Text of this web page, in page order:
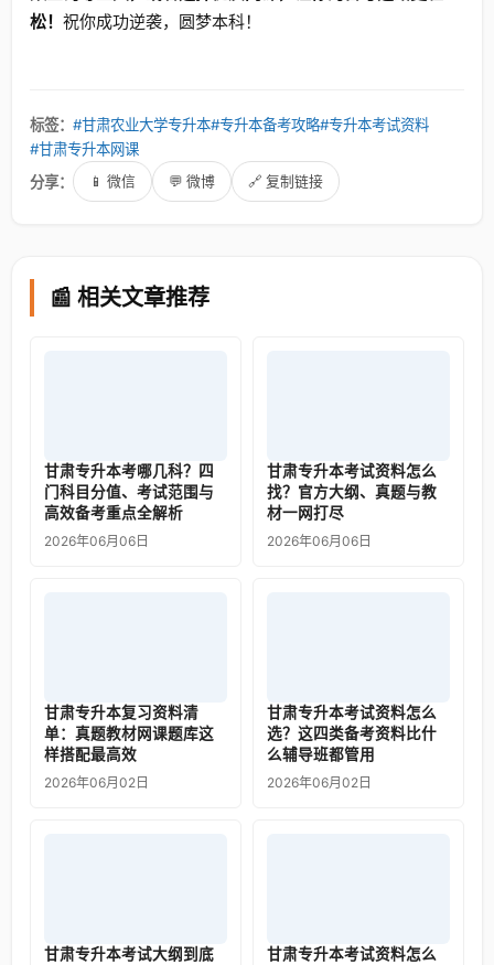
松！ 祝你成功逆袭，圆梦本科！
标签： #甘肃农业大学专升本#专升本备考攻略#专升本考试资料
#甘肃专升本网课
分享：
📱 微信 💬 微博 🔗 复制链接
📰 相关文章推荐
甘肃专升本考哪几科？四
门科目分值、考试范围与
高效备考重点全解析
2026年06月06日
甘肃专升本考试资料怎么
找？官方大纲、真题与教
材一网打尽
2026年06月06日
甘肃专升本复习资料清
单：真题教材网课题库这
样搭配最高效
2026年06月02日
甘肃专升本考试资料怎么
选？这四类备考资料比什
么辅导班都管用
2026年06月02日
甘肃专升本考试大纲到底
甘肃专升本考试资料怎么